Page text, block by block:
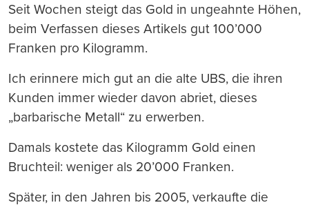
Seit Wochen steigt das Gold in ungeahnte Höhen,
beim Verfassen dieses Artikels gut 100’000
Franken pro Kilogramm.
Ich erinnere mich gut an die alte UBS, die ihren
Kunden immer wieder davon abriet, dieses
„barbarische Metall“ zu erwerben.
Damals kostete das Kilogramm Gold einen
Bruchteil: weniger als 20’000 Franken.
Später, in den Jahren bis 2005, verkaufte die